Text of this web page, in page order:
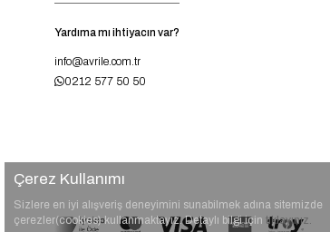
Yardıma mı ihtiyacın var?
info@avrile.com.tr
0212 577 50 50
Çerez Kullanımı
Sizlere en iyi alışveriş deneyimini sunabilmek adına sitemizde
çerezler(cookies) kullanmaktayız. Detaylı bilgi için tıklayınız.